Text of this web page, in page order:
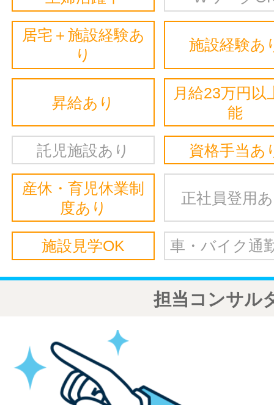
居宅＋施設経験あ
り
施設経験あ
昇給あり
月給23万円以
能
託児施設あり 資格手当あ
産休・育児休業制
度あり
正社員登用
施設見学OK 車・バイク通
担当コンサル